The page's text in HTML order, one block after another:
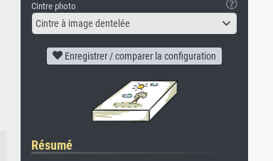
Cintre photo
Cintre à image dentelée
Enregistrer / comparer la configuration
Résumé